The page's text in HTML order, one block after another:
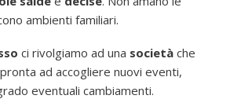
ambienti familiari.
ci rivolgiamo ad una società che
ad accogliere nuovi eventi,
eventuali cambiamenti.